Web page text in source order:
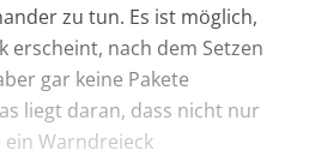
zu tun. Es ist möglich,
erscheint, nach dem Setzen
gar keine Pakete
liegt daran, dass nicht nur
Warndreieck